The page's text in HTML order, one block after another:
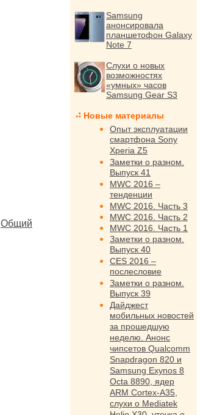
Общий
Samsung
анонсировала
планшетофон Galaxy
Note 7
Слухи о новых
возможностях
«умных» часов
Samsung Gear S3
Новые материалы
Опыт эксплуатации
смартфона Sony
Xperia Z5
Заметки о разном.
Выпуск 41
MWC 2016 –
тенденции
MWC 2016. Часть 3
MWC 2016. Часть 2
MWC 2016. Часть 1
Заметки о разном.
Выпуск 40
CES 2016 –
послесловие
Заметки о разном.
Выпуск 39
Дайджест
мобильных новостей
за прошедшую
неделю. Анонс
чипсетов Qualcomm
Snapdragon 820 и
Samsung Exynos 8
Octa 8890, ядер
ARM Cortex-A35,
слухи о Mediatek